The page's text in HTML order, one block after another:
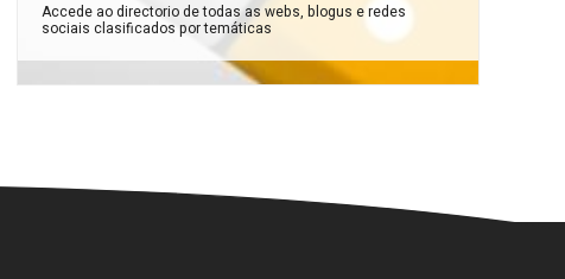
Accede ao directorio de todas as webs, blogus e redes
sociais clasificados por temáticas